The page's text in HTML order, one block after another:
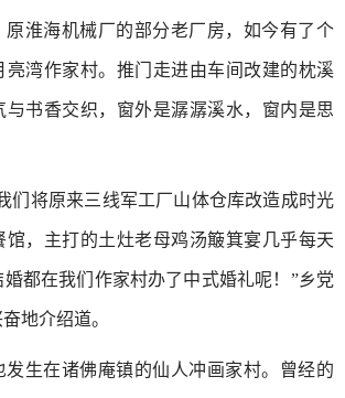
原淮海机械厂的部分老厂房，如今有了个
湾作家村。推门走进由车间改建的枕溪
与书香交织，窗外是潺潺溪水，窗内是思
们将原来三线军工厂山体仓库改造成时光
馆，主打的土灶老母鸡汤簸箕宴几乎每天
都在我们作家村办了中式婚礼呢！”乡党
地介绍道。
发生在诸佛庵镇的仙人冲画家村。曾经的